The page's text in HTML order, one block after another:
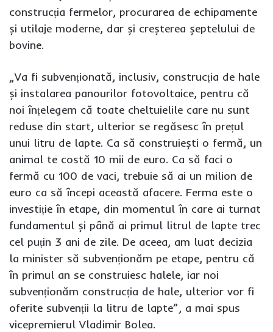
construcția fermelor, procurarea de echipamente
și utilaje moderne, dar și creșterea șeptelului de
bovine.
„Va fi subvenționată, inclusiv, construcția de hale
și instalarea panourilor fotovoltaice, pentru că
noi înțelegem că toate cheltuielile care nu sunt
reduse din start, ulterior se regăsesc în prețul
unui litru de lapte. Ca să construiești o fermă, un
animal te costă 10 mii de euro. Ca să faci o
fermă cu 100 de vaci, trebuie să ai un milion de
euro ca să începi această afacere. Ferma este o
investiție în etape, din momentul în care ai turnat
fundamentul și până ai primul litrul de lapte trec
cel puțin 3 ani de zile. De aceea, am luat decizia
la minister să subvenționăm pe etape, pentru că
în primul an se construiesc halele, iar noi
subvenționăm construcția de hale, ulterior vor fi
oferite subvenții la litru de lapte”, a mai spus
vicepremierul Vladimir Bolea.